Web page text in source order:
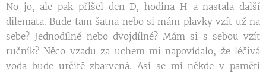
No jo, ale pak přišel den D, hodina H a nastala další
dilemata. Bude tam šatna nebo si mám plavky vzít už na
sebe? Jednodílné nebo dvojdílné? Mám si s sebou vzít
ručník? Něco vzadu za uchem mi napovídalo, že léčivá
voda bude určitě zbarvená. Asi se mi někde v paměti